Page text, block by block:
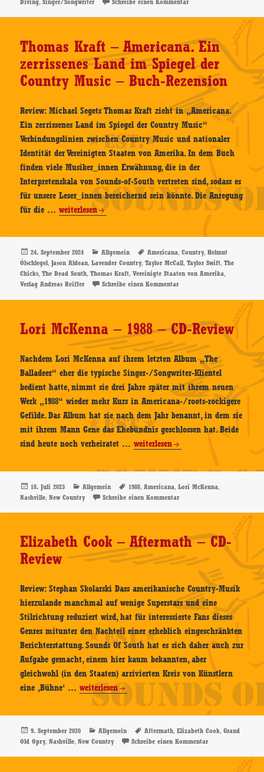
Diving
–
Review
Diving Singer/Songwriter Schreibe einen Kommentar
Thomas Kraft – Americana. Ein
zerrissenes Land im Spiegel der
Country Music – Buch-Rezension
Review: Michael Segets Thomas Kraft zieht in „Americana.
Ein zerrissenes Land im Spiegel der Country Music“
Verbindungslinien zwischen Country Music und nationaler
Identität der Vereinigten Staaten von Amerika. In dem Buch
finden viele Musiker_innen Erwähnung, die in der
Interpretenskala von Sounds-of-South vertreten sind, sodass es
für unsere Leser_innen bereichernd sein könnte. Die Anregung
für die …Thomas
–
Americana.
Ein
zerrissenes
Spiegel
der
Country
Music
–
Buch-
Rezension
weiterlesen
Veröffentlicht
am
24. September 2024 Kategorien
Allgemein Schlagwörter
Americana,Country,Helmut
Ölschlegel,Jason Aldean,Lavender Country,Taylor McCall,Taylor Swift,The
Chicks,The Dead South,Thomas Kraft,Vereinigte Staaten von Amerika,
Verlag Andreas Reiffer Schreibe einen Kommentarzu Thomas Kraft –
Lori McKenna – 1988 – CD-Review
Nachdem Lori McKenna auf ihrem letzten Album „The
Balladeer“ eher die typische Singer-/Songwriter-Klientel
bedient hatte, nimmt sie drei Jahre später mit ihrem neuen
Werk „1988“ wieder mehr Kurs in Americana-/roots-rockigere
Gefilde. Das Album hat sie nach dem Jahr benannt, in dem sie
mit ihrem Mann Gene das Ehebündnis geschlossen hat. Beide
sind heute noch verheiratet …Lori
–
1988
–
CD-
weiterlesen
Veröffentlicht
am
18. Juli 2023 Kategorien
Allgemein Schlagwörter
1988,Americana,Lori McKenna,
Nashville,New Country Schreibe einen Kommentarzu Lori McKenna – 1988 –
Elizabeth Cook – Aftermath – CD-
Review
Review: Stephan Skolarski Dass amerikanische Country-Musik
hierzulande manchmal auf wenige Superstars und eine
Stilrichtung reduziert wird, hat für interessierte Fans dieses
Genres mitunter den Nachteil einer erheblich eingeschränkten
Berichterstattung. Sounds Of South hat es sich daher auch zur
Aufgabe gemacht, einem hier kaum bekannten, aber
gleichwohl (in den Staaten) arrivierten Kreis von Künstlern
eine ‚Bühne‘ …Elizabeth
Cook
–
Aftermath
–
CD-
weiterlesen
Veröffentlicht
am
9. September 2020 Kategorien
Allgemein Schlagwörter
Aftermath,Elizabeth Cook,Grand
Old Opry,Nashville,New Country Schreibe einen Kommentarzu Elizabeth Cook